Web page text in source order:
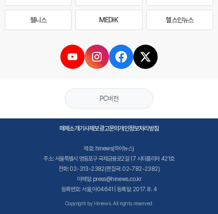
웰니스 MEDI·K 헬스인뉴스
PC버전
매체소개기사제보광고문의개인정보처리방침
제호: hinews(하이뉴스)
주소: 서울특별시 영등포구 국제금융로2길 17 시티플라자 421호
전화: 02-313-2382(편집국: 02-782-2382)
이메일: press@hinews.co.kr
등록번호: 서울,아04641 | 등록일: 2017. 8. 4
Copyright by Hinews. All rights reserved.